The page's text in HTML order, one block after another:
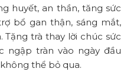
huyết, an thần, tăng sức
bổ gan thận, sáng mắt,
trà thay lời chúc sức
ngập tràn vào ngày đầu
thể bỏ qua.